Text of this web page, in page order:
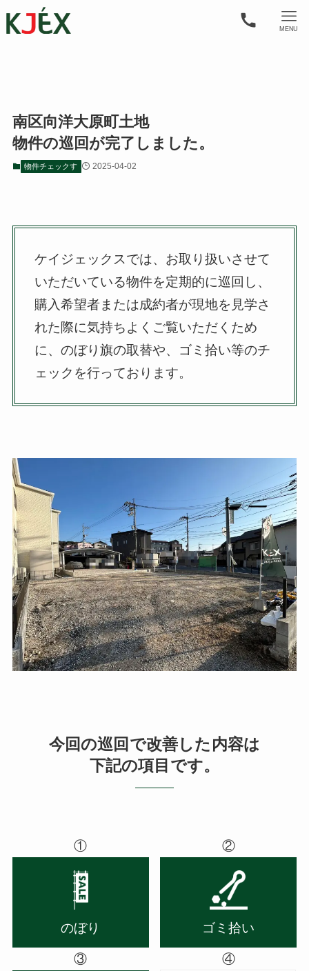
MENU
南区向洋大原町土地
物件の巡回が完了しました。
物件チェックす 2025-04-02
ケイジェックスでは、お取り扱いさせて
いただいている物件を定期的に巡回し、
購入希望者または成約者が現地を見学さ
れた際に気持ちよくご覧いただくため
に、のぼり旗の取替や、ゴミ拾い等のチ
ェックを行っております。
今回の巡回で改善した内容は
下記の項目です。
①
のぼり
②
ゴミ拾い
③ ④